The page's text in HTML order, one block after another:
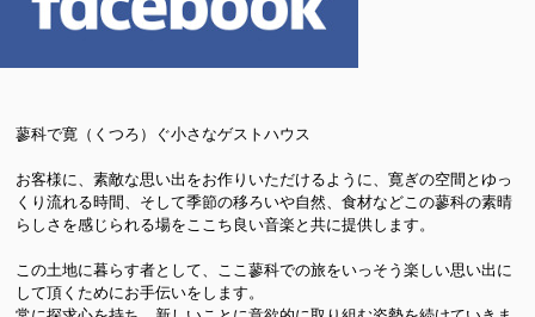
蓼科で寛（くつろ）ぐ小さなゲストハウス
お客様に、素敵な思い出をお作りいただけるように、寛ぎの空間とゆっ
くり流れる時間、そして季節の移ろいや自然、食材などこの蓼科の素晴
らしさを感じられる場をここち良い音楽と共に提供します。
この土地に暮らす者として、ここ蓼科での旅をいっそう楽しい思い出に
して頂くためにお手伝いをします。